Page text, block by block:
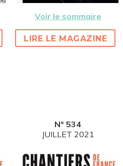
Voir le sommaire
LIRE LE MAGAZINE
N° 534
JUILLET 2021